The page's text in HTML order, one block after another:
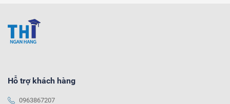
Hỗ trợ khách hàng
0963867207